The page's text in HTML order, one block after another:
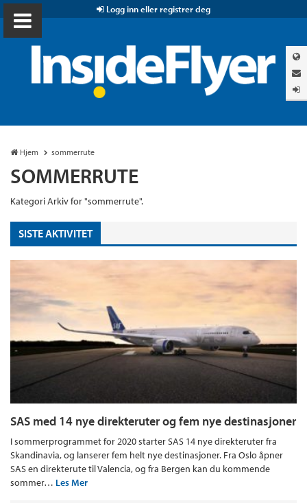
Logg inn eller registrer deg
Hjem sommerrute
SOMMERRUTE
Kategori Arkiv for "sommerrute".
SISTE AKTIVITET
SAS med 14 nye direkteruter og fem nye destinasjoner
I sommerprogrammet for 2020 starter SAS 14 nye direkteruter fra
Skandinavia, og lanserer fem helt nye destinasjoner. Fra Oslo åpner
SAS en direkterute til Valencia, og fra Bergen kan du kommende
sommer… Les Mer